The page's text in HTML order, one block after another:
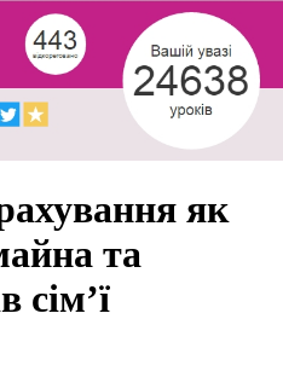
як
та
сім’ї